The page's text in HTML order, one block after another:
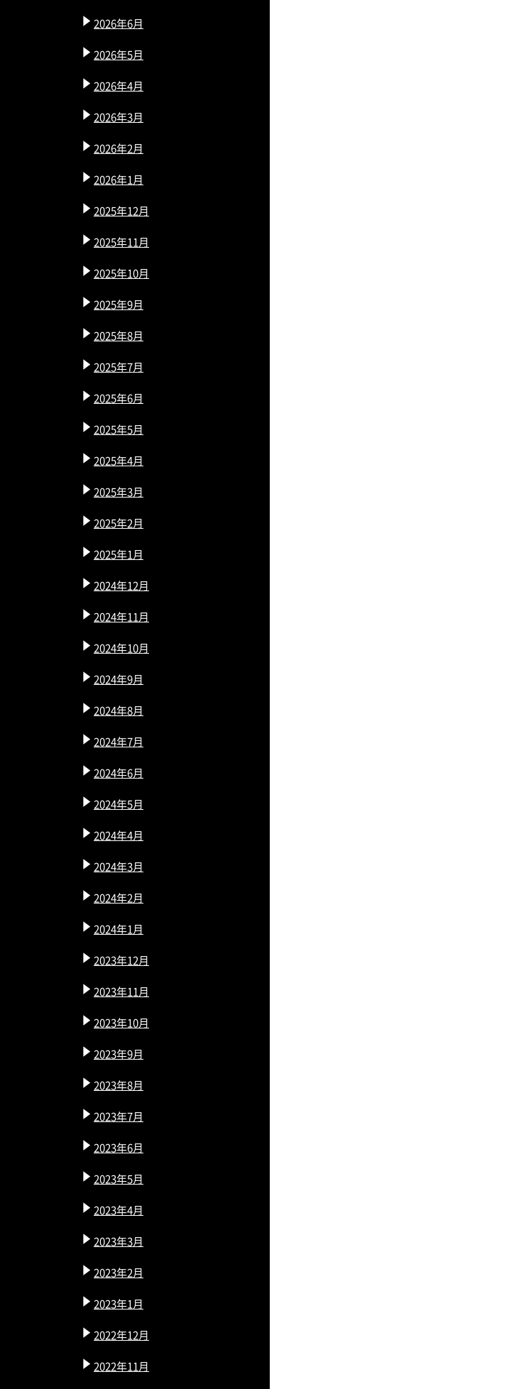
2026年6月
2026年5月
2026年4月
2026年3月
2026年2月
2026年1月
2025年12月
2025年11月
2025年10月
2025年9月
2025年8月
2025年7月
2025年6月
2025年5月
2025年4月
2025年3月
2025年2月
2025年1月
2024年12月
2024年11月
2024年10月
2024年9月
2024年8月
2024年7月
2024年6月
2024年5月
2024年4月
2024年3月
2024年2月
2024年1月
2023年12月
2023年11月
2023年10月
2023年9月
2023年8月
2023年7月
2023年6月
2023年5月
2023年4月
2023年3月
2023年2月
2023年1月
2022年12月
2022年11月